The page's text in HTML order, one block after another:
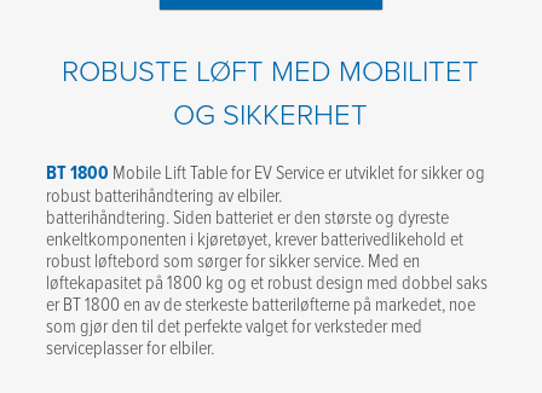
ROBUSTE LØFT MED MOBILITET
OG SIKKERHET
BT 1800 Mobile Lift Table for EV Service er utviklet for sikker og
robust batterihåndtering av elbiler.
batterihåndtering. Siden batteriet er den største og dyreste
enkeltkomponenten i kjøretøyet, krever batterivedlikehold et
robust løftebord som sørger for sikker service. Med en
løftekapasitet på 1800 kg og et robust design med dobbel saks
er BT 1800 en av de sterkeste batteriløfterne på markedet, noe
som gjør den til det perfekte valget for verksteder med
serviceplasser for elbiler.